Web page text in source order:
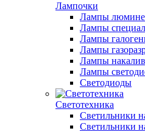
Лампочки
Лампы
Лампы
Лампы
Лампы
Лампы
Лампы
Светодиоды
Светотехника
Светильники
Светильники